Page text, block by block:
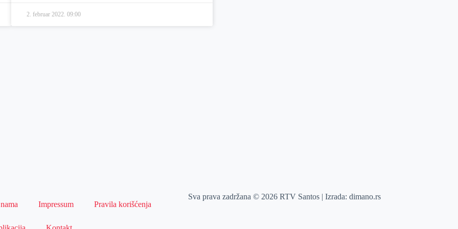
2. februar 2022.09:00
Impressum Pravila korišćenja
Sva prava zadržana © 2026 RTV Santos | Izrada:dimano.rs